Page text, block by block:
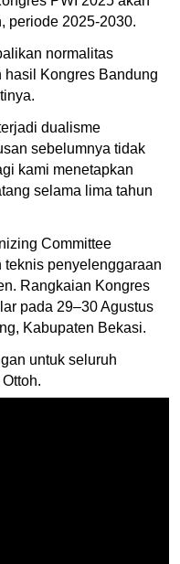
periode 2025-2030.
normalitas
Kongres Bandung
dualisme
sebelumnya tidak
kami menetapkan
selama lima tahun
Committee
penyelenggaraan
Rangkaian Kongres
pada 29–30 Agustus
Kabupaten Bekasi.
untuk seluruh